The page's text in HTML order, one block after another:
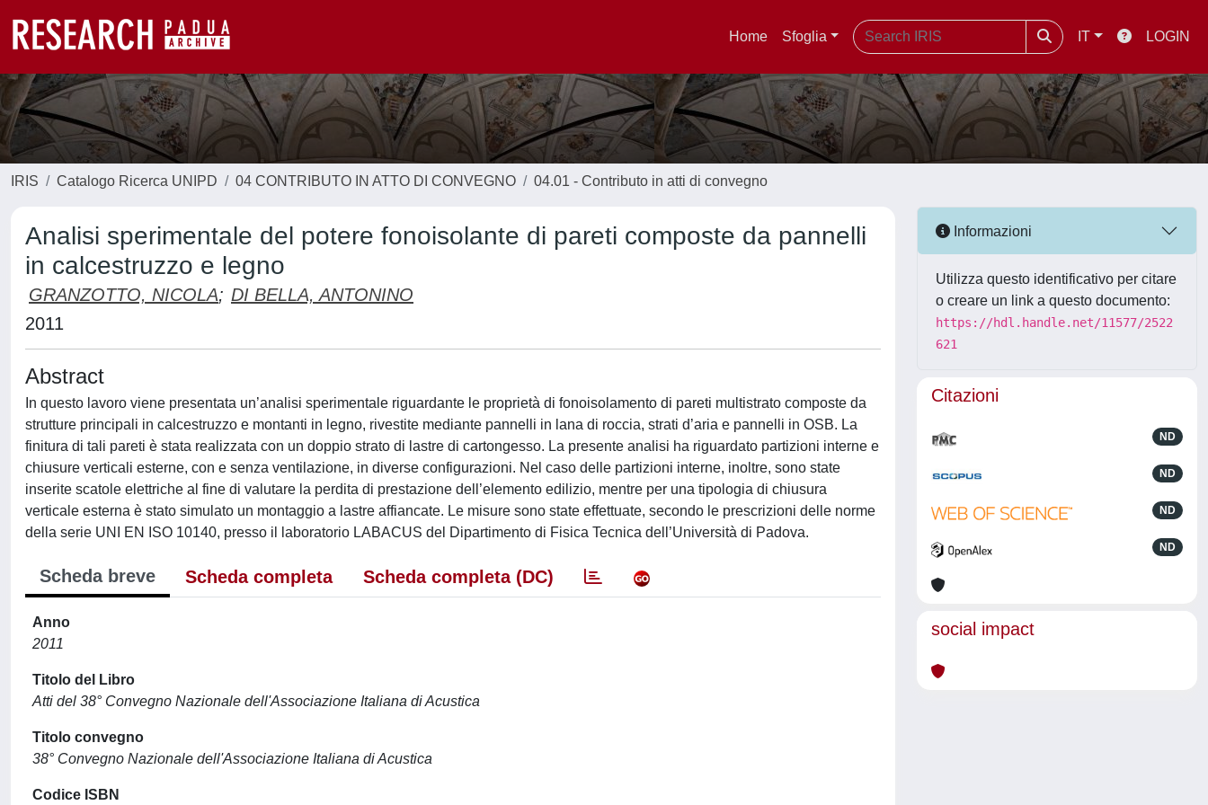
Home Sfoglia IT LOGIN
IRIS Catalogo Ricerca UNIPD 04 CONTRIBUTO IN ATTO DI CONVEGNO 04.01 - Contributo in atti di convegno
Analisi sperimentale del potere fonoisolante di pareti composte da pannelli
in calcestruzzo e legno
GRANZOTTO, NICOLA; DI BELLA, ANTONINO
2011
Abstract
In questo lavoro viene presentata un’analisi sperimentale riguardante le proprietà di fonoisolamento di pareti multistrato composte da
strutture principali in calcestruzzo e montanti in legno, rivestite mediante pannelli in lana di roccia, strati d’aria e pannelli in OSB. La
finitura di tali pareti è stata realizzata con un doppio strato di lastre di cartongesso. La presente analisi ha riguardato partizioni interne e
chiusure verticali esterne, con e senza ventilazione, in diverse configurazioni. Nel caso delle partizioni interne, inoltre, sono state
inserite scatole elettriche al fine di valutare la perdita di prestazione dell’elemento edilizio, mentre per una tipologia di chiusura
verticale esterna è stato simulato un montaggio a lastre affiancate. Le misure sono state effettuate, secondo le prescrizioni delle norme
della serie UNI EN ISO 10140, presso il laboratorio LABACUS del Dipartimento di Fisica Tecnica dell’Università di Padova.
Scheda breve Scheda completa Scheda completa (DC)
Anno
2011
Titolo del Libro
Atti del 38° Convegno Nazionale dell'Associazione Italiana di Acustica
Titolo convegno
38° Convegno Nazionale dell'Associazione Italiana di Acustica
Codice ISBN
Informazioni
Utilizza questo identificativo per citare
o creare un link a questo documento:
https://hdl.handle.net/11577/2522
621
Citazioni
ND
ND
ND
ND
social impact